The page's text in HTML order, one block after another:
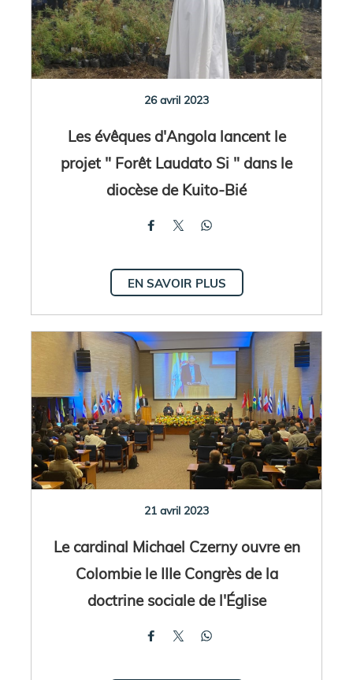
26 avril 2023
Les évêques d'Angola lancent le
projet " Forêt Laudato Si " dans le
diocèse de Kuito-Bié
EN SAVOIR PLUS
21 avril 2023
Le cardinal Michael Czerny ouvre en
Colombie le IIIe Congrès de la
doctrine sociale de l'Église